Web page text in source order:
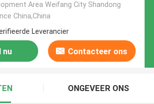
Area Weifang City Shandong
China,China
Leverancier
nu Contacteer ons
ONGEVEER ONS